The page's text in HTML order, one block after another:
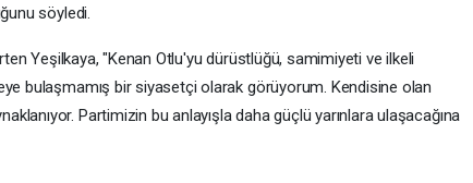
söyledi.
Yeşilkaya, "Kenan Otlu'yu dürüstlüğü, samimiyeti ve ilkeli
bulaşmamış bir siyasetçi olarak görüyorum. Kendisine olan
Partimizin bu anlayışla daha güçlü yarınlara ulaşacağına